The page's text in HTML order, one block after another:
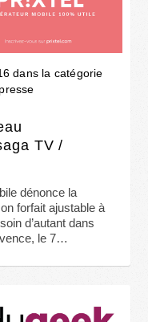
dans la catégorie
TV /
dénonce la
forfait ajustable à
d’autant dans
le 7…